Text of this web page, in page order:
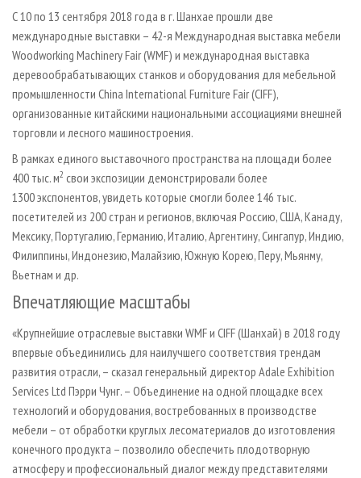
С 10 по 13 сентября 2018 года в г. Шанхае прошли две
международные выставки – 42-я Международная выставка мебели
Woodworking Machinery Fair (WMF) и международная выставка
деревообрабатывающих станков и оборудования для мебельной
промышленности China International Furniture Fair (CIFF),
организованные китайскими национальными ассоциациями внешней
торговли и лесного машиностроения.
В рамках единого выставочного пространства на площади более
400 тыс. м2 свои экспозиции демонстрировали более
1300 экспонентов, увидеть которые смогли более 146 тыс.
посетителей из 200 стран и регионов, включая Россию, США, Канаду,
Мексику, Португалию, Германию, Италию, Аргентину, Сингапур, Индию,
Филиппины, Индонезию, Малайзию, Южную Корею, Перу, Мьянму,
Вьетнам и др.
Впечатляющие масштабы
«Крупнейшие отраслевые выставки WMF и CIFF (Шанхай) в 2018 году
впервые объединились для наилучшего соответствия трендам
развития отрасли, – сказал генеральный директор Adale Exhibition
Services Ltd Пэрри Чунг. – Объединение на одной площадке всех
технологий и оборудования, востребованных в производстве
мебели – от обработки круглых лесоматериалов до изготовления
конечного продукта – позволило обеспечить плодотворную
атмосферу и профессиональный диалог между представителями